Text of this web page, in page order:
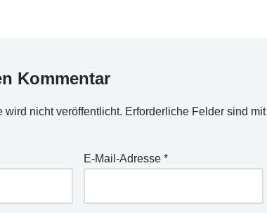
Kommentar
wird nicht veröffentlicht. Erforderliche Felder sind mit
E-Mail-Adresse *